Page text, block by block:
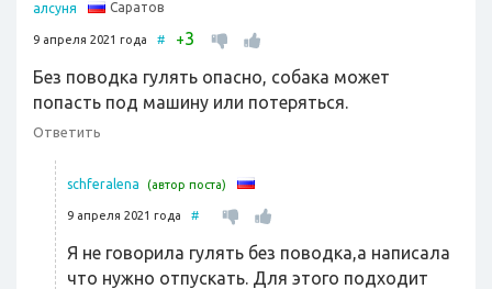
алсуня Саратов
9 апреля 2021 года # +3
Без поводка гулять опасно, собака может
попасть под машину или потеряться.
Ответить
schferalena (автор поста)
9 апреля 2021 года #
Я не говорила гулять без поводка,а написала
что нужно отпускать. Для этого подходит